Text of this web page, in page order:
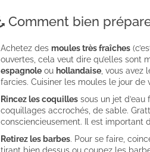
Desserts
Les sauces
Boissons
Les
Les
Comment bien
Achetez des moules très fraîches
ouvertes, cela veut dire qu’elles sont
espagnole ou hollandaise , vous
farcies. Cuisiner les moules le jour
Rincez les coquilles sous un jet d’eau
coquillages accrochés, de sable.
consciencieusement. Il est important
Retirez les barbes. Pour se faire,